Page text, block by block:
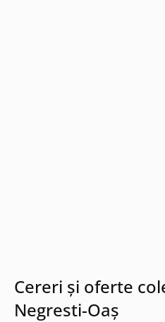
Cereri și oferte
Negresti-Oaș